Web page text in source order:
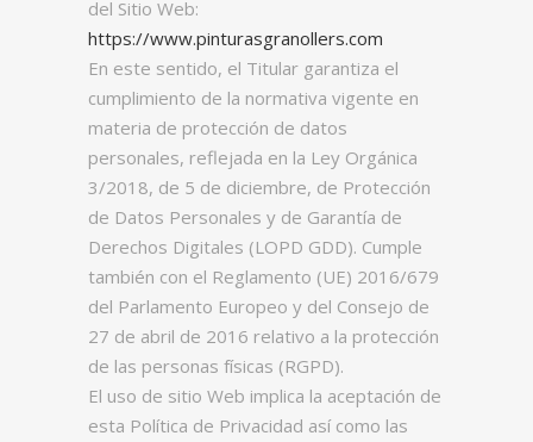
del Sitio Web:
https://www.pinturasgranollers.com
En este sentido, el Titular garantiza el
cumplimiento de la normativa vigente en
materia de protección de datos
personales, reflejada en la Ley Orgánica
3/2018, de 5 de diciembre, de Protección
de Datos Personales y de Garantía de
Derechos Digitales (LOPD GDD). Cumple
también con el Reglamento (UE) 2016/679
del Parlamento Europeo y del Consejo de
27 de abril de 2016 relativo a la protección
de las personas físicas (RGPD).
El uso de sitio Web implica la aceptación de
esta Política de Privacidad así como las